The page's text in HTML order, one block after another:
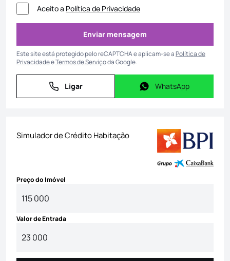
Aceito a Política de Privacidade
Enviar mensagem
Enviar mensagem
Este site está protegido pelo reCAPTCHA e aplicam-se aPolítica de
PrivacidadeeTermos de Serviçoda Google.
Ligar
Ligar WhatsApp
WhatsApp
Simulador de Crédito Habitação
Preço do Imóvel
Valor de Entrada